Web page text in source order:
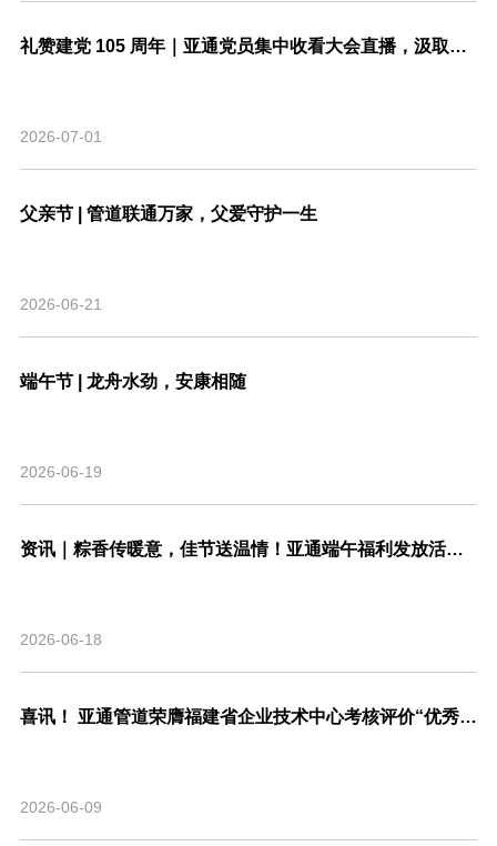
礼赞建党 105 周年｜亚通党员集中收看大会直播，汲取奋进力量
2026-07-01
父亲节 | 管道联通万家，父爱守护一生
2026-06-21
端午节 | 龙舟水劲，安康相随
2026-06-19
资讯｜粽香传暖意，佳节送温情！亚通端午福利发放活动圆满结束！
2026-06-18
喜讯！ 亚通管道荣膺福建省企业技术中心考核评价“优秀”等级，系省内管道行业唯一！
2026-06-09